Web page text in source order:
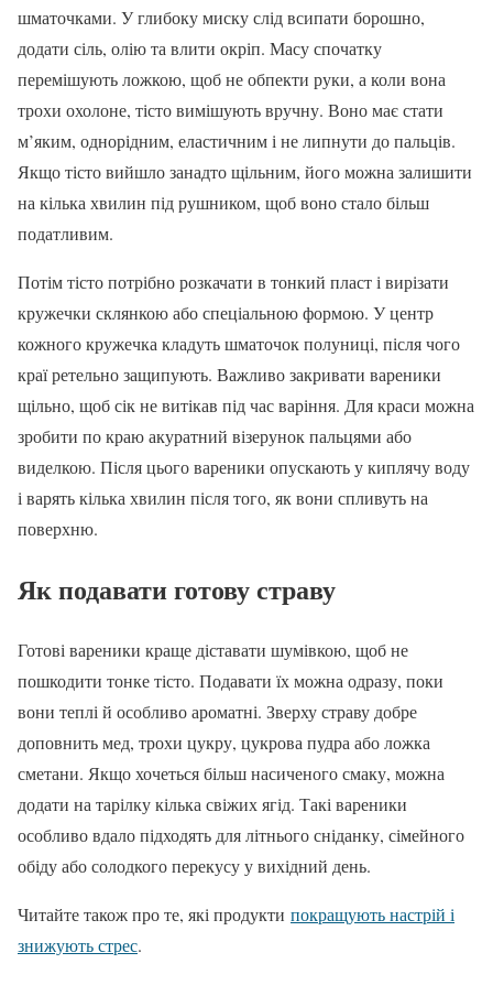
шматочками. У глибоку миску слід всипати борошно,
додати сіль, олію та влити окріп. Масу спочатку
перемішують ложкою, щоб не обпекти руки, а коли вона
трохи охолоне, тісто вимішують вручну. Воно має стати
м’яким, однорідним, еластичним і не липнути до пальців.
Якщо тісто вийшло занадто щільним, його можна залишити
на кілька хвилин під рушником, щоб воно стало більш
податливим.
Потім тісто потрібно розкачати в тонкий пласт і вирізати
кружечки склянкою або спеціальною формою. У центр
кожного кружечка кладуть шматочок полуниці, після чого
краї ретельно защипують. Важливо закривати вареники
щільно, щоб сік не витікав під час варіння. Для краси можна
зробити по краю акуратний візерунок пальцями або
виделкою. Після цього вареники опускають у киплячу воду
і варять кілька хвилин після того, як вони спливуть на
поверхню.
Як подавати готову страву
Готові вареники краще діставати шумівкою, щоб не
пошкодити тонке тісто. Подавати їх можна одразу, поки
вони теплі й особливо ароматні. Зверху страву добре
доповнить мед, трохи цукру, цукрова пудра або ложка
сметани. Якщо хочеться більш насиченого смаку, можна
додати на тарілку кілька свіжих ягід. Такі вареники
особливо вдало підходять для літнього сніданку, сімейного
обіду або солодкого перекусу у вихідний день.
Читайте також про те, які продукти покращують настрій і
знижують стрес.